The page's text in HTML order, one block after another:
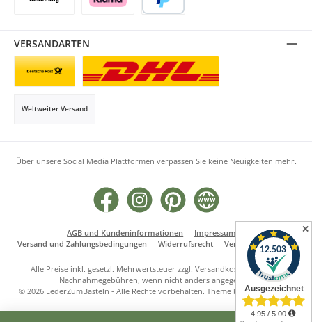
VERSANDARTEN
Weltweiter Versand
Über unsere Social Media Plattformen verpassen Sie keine Neuigkeiten mehr.
Facebook Instagram Pinterest Website
AGB und Kundeninformationen
Impressum
Versand und Zahlungsbedingungen
Widerrufsrecht Vertrag widerrufen
Alle Preise inkl. gesetzl. Mehrwertsteuer zzgl. Versandkostenund ggf.
Nachnahmegebühren, wenn nicht anders angegeben.
© 2026 LederZumBasteln - Alle Rechte vorbehalten. Theme by ThemeWare®
✕